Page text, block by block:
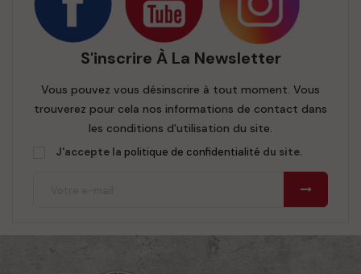
S'inscrire À La Newsletter
Vous pouvez vous désinscrire à tout moment. Vous
trouverez pour cela nos informations de contact dans
les conditions d'utilisation du site.
J'accepte la politique de confidentialité du site.